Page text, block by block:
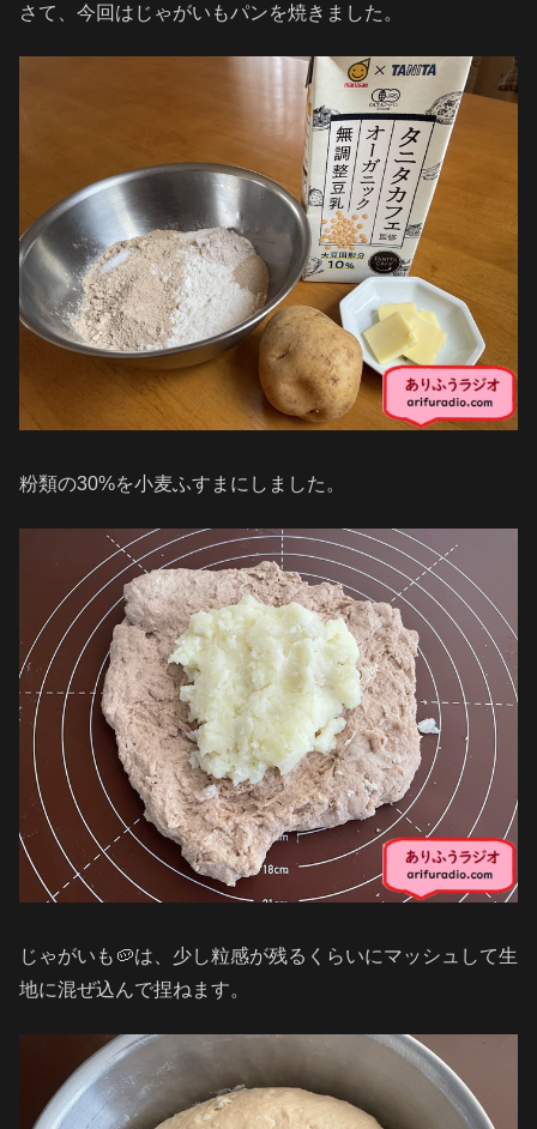
さて、今回はじゃがいもパンを焼きました。
粉類の30%を小麦ふすまにしました。
じゃがいも🥔は、少し粒感が残るくらいにマッシュして生
地に混ぜ込んで捏ねます。